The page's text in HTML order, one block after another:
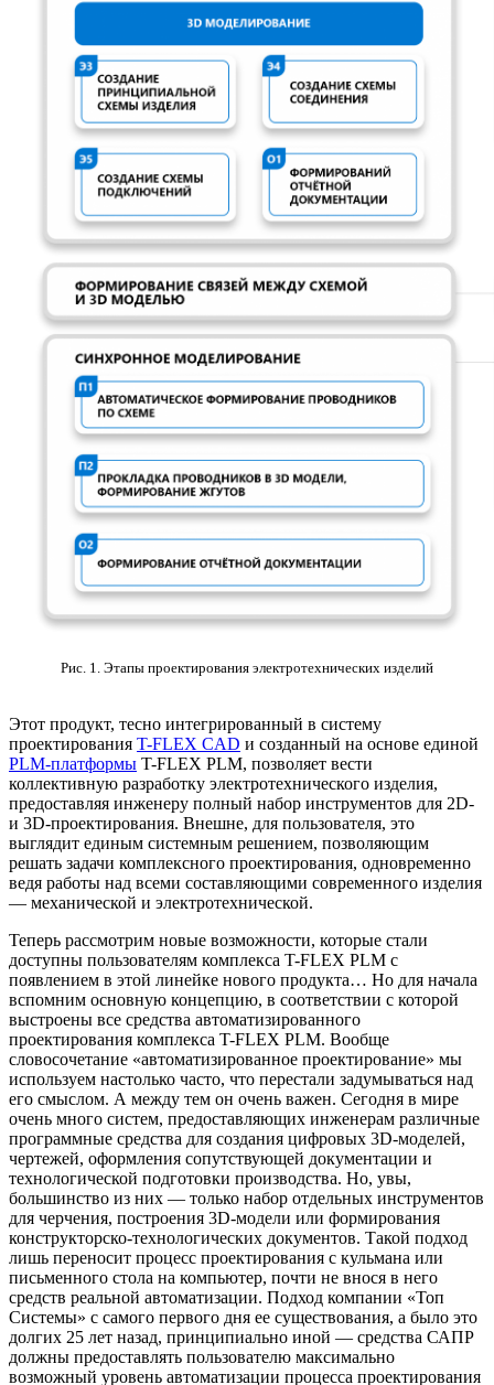
Рис. 1. Этапы проектирования электротехнических изделий
Этот продукт, тесно интегрированный в систему
проектирования T-FLEX CAD и созданный на основе единой
PLM-платформы T-FLEX PLM, позволяет вести
коллективную разработку электротехнического изделия,
предоставляя инженеру полный набор инструментов для 2D-
и 3D-проектирования. Внешне, для пользователя, это
выглядит единым системным решением, позволяющим
решать задачи комплексного проектирования, одновременно
ведя работы над всеми составляющими современного изделия
— механической и электротехнической.
Теперь рассмотрим новые возможности, которые стали
доступны пользователям комплекса T-FLEX PLM с
появлением в этой линейке нового продукта… Но для начала
вспомним основную концепцию, в соответствии с которой
выстроены все средства автоматизированного
проектирования комплекса T-FLEX PLM. Вообще
словосочетание «автоматизированное проектирование» мы
используем настолько часто, что перестали задумываться над
его смыслом. А между тем он очень важен. Сегодня в мире
очень много систем, предоставляющих инженерам различные
программные средства для создания цифровых 3D-моделей,
чертежей, оформления сопутствующей документации и
технологической подготовки производства. Но, увы,
большинство из них — только набор отдельных инструментов
для черчения, построения 3D-модели или формирования
конструкторско-технологических документов. Такой подход
лишь переносит процесс проектирования с кульмана или
письменного стола на компьютер, почти не внося в него
средств реальной автоматизации. Подход компании «Топ
Системы» с самого первого дня ее существования, а было это
долгих 25 лет назад, принципиально иной — средства САПР
должны предоставлять пользователю максимально
возможный уровень автоматизации процесса проектирования